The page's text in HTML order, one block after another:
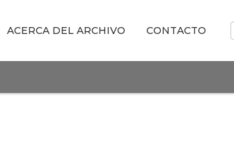
ACERCA DEL ARCHIVO CONTACTO